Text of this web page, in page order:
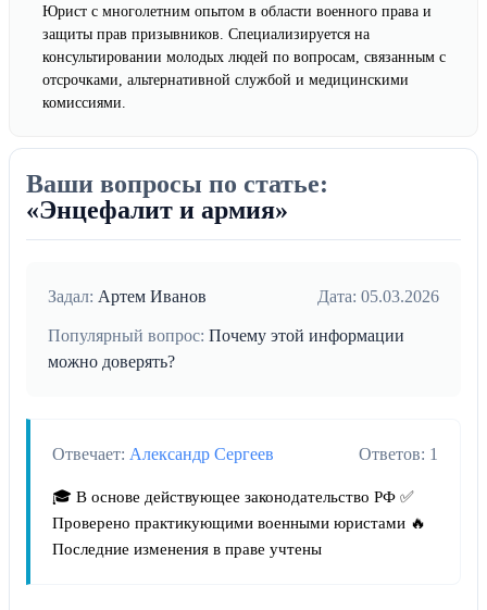
Юрист с многолетним опытом в области военного права и
защиты прав призывников. Специализируется на
консультировании молодых людей по вопросам, связанным с
отсрочками, альтернативной службой и медицинскими
комиссиями.
Ваши вопросы по статье:
«Энцефалит и армия»
Задал: Артем Иванов Дата: 05.03.2026
Популярный вопрос: Почему этой информации
можно доверять?
Отвечает: Александр Сергеев Ответов: 1
🎓 В основе действующее законодательство РФ ✅
Проверено практикующими военными юристами 🔥
Последние изменения в праве учтены